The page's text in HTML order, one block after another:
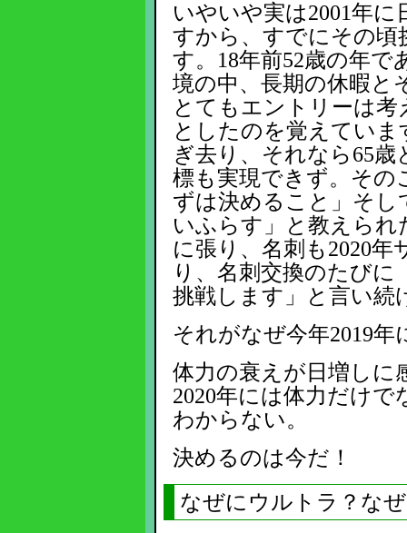
いやいや実は2001年
すから、すでにその頃
す。18年前52歳の年で
境の中、長期の休暇と
とてもエントリーは考
としたのを覚えてい
ぎ去り、それなら65
標も実現できず。その
ずは決めること」そし
いふらす」と教えられ
に張り、名刺も2020
り、名刺交換のたびに
挑戦します」と言い続
それがなぜ今年2019年
体力の衰えが日増しに
2020年には体力だけ
わからない。
決めるのは今だ！
なぜにウルトラ？な